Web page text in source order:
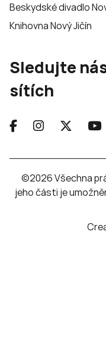
Beskydské divadlo
Knihovna Nový Jičín
Sledujte
sítích
©2026 Všechna
jeho části je